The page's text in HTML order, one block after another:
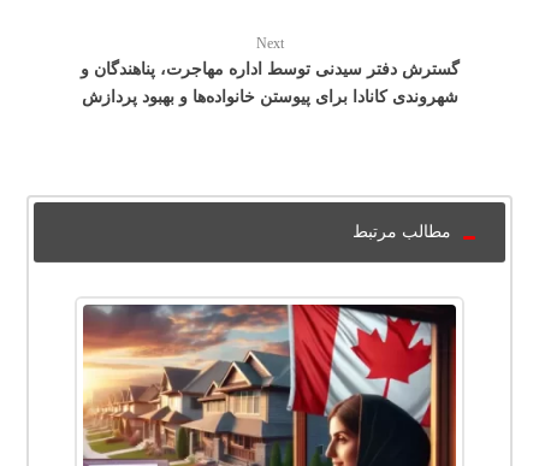
Next
گسترش دفتر سیدنی توسط اداره مهاجرت، پناهندگان و
شهروندی کانادا برای پیوستن خانواده‌ها و بهبود پردازش
مطالب مرتبط